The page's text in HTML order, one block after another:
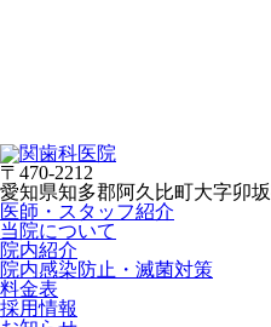
〒470-2212
愛知県知多郡阿久比町大字卯
医師・スタッフ紹介
当院について
院内紹介
院内感染防止・滅菌対策
料金表
採用情報